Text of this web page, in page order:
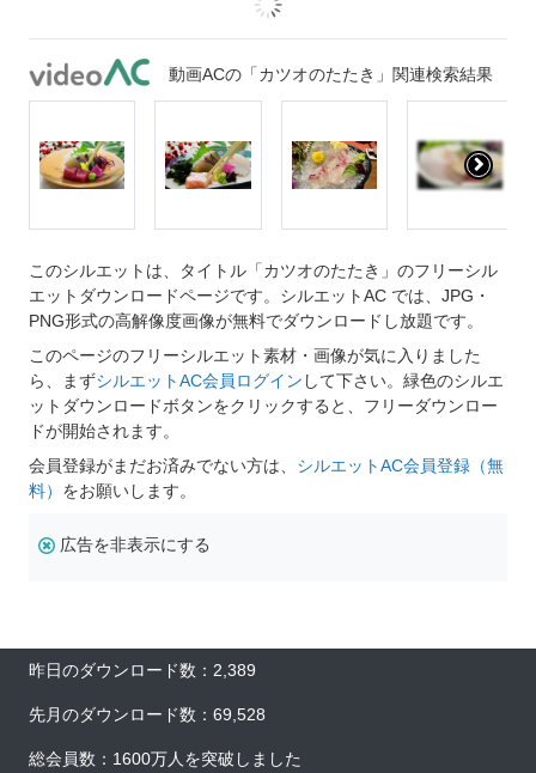
動画ACの「カツオのたたき」関連検索結果
このシルエットは、タイトル「カツオのたたき」のフリーシル
エットダウンロードページです。シルエットAC では、JPG・
PNG形式の高解像度画像が無料でダウンロードし放題です。
このページのフリーシルエット素材・画像が気に入りました
ら、まずシルエットAC会員ログイン して下さい。緑色のシルエ
ットダウンロードボタンをクリックすると、フリーダウンロー
ドが開始されます。
会員登録がまだお済みでない方は、 シルエットAC会員登録（無
料） をお願いします。
広告を非表示にする
昨日のダウンロード数：2,389
先月のダウンロード数：69,528
総会員数：1600万人を突破しました